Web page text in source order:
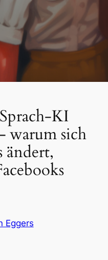
KI
warum sich
ändert,
Eggers